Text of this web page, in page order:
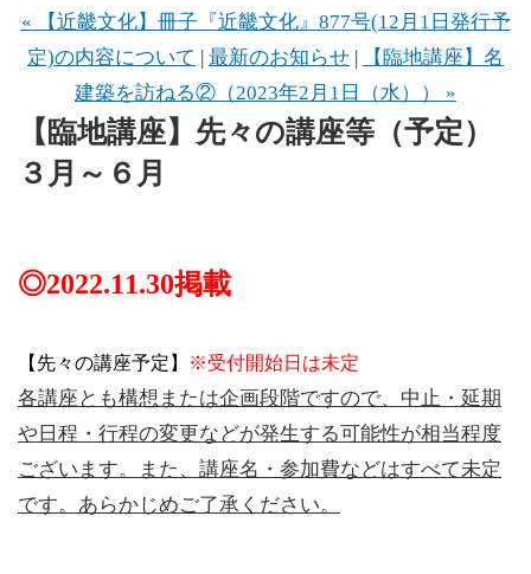
« 【近畿文化】冊子『近畿文化』877号(12月1日発行予
定)の内容について | 最新のお知らせ |
【臨地講座】名
建築を訪ねる②（2023年2月1日（水）） »
【臨地講座】先々の講座等（予定）
３月～６月
◎2022.11.30掲載
【先々の講座予定】 ※受付開始日は未定
各講座とも構想または企画段階ですので、中止・延期
や日程・行程の変更などが発生する可能性が相当程度
ございます。また、講座名・参加費などはすべて未定
です。あらかじめご了承ください。